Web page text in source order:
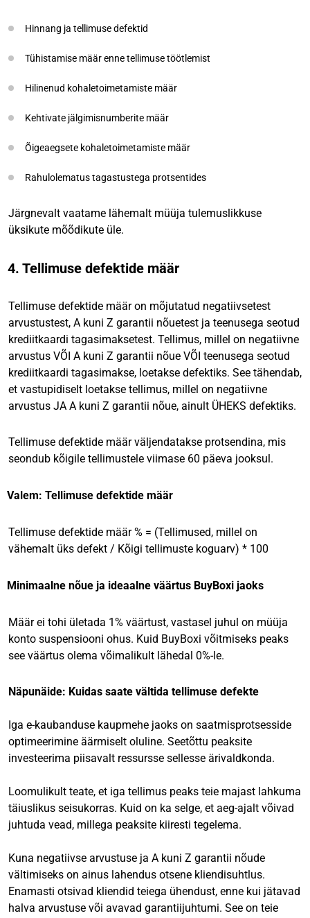
Hinnang ja tellimuse defektid
Tühistamise määr enne tellimuse töötlemist
Hilinenud kohaletoimetamiste määr
Kehtivate jälgimisnumberite määr
Õigeaegsete kohaletoimetamiste määr
Rahulolematus tagastustega protsentides
Järgnevalt vaatame lähemalt müüja tulemuslikkuse
üksikute mõõdikute üle.
4. Tellimuse defektide määr
Tellimuse defektide määr on mõjutatud negatiivsetest
arvustustest, A kuni Z garantii nõuetest ja teenusega seotud
krediitkaardi tagasimaksetest. Tellimus, millel on negatiivne
arvustus VÕI A kuni Z garantii nõue VÕI teenusega seotud
krediitkaardi tagasimakse, loetakse defektiks. See tähendab,
et vastupidiselt loetakse tellimus, millel on negatiivne
arvustus JA A kuni Z garantii nõue, ainult ÜHEKS defektiks.
Tellimuse defektide määr väljendatakse protsendina, mis
seondub kõigile tellimustele viimase 60 päeva jooksul.
Valem: Tellimuse defektide määr
Tellimuse defektide määr % = (Tellimused, millel on
vähemalt üks defekt / Kõigi tellimuste koguarv) * 100
Minimaalne nõue ja ideaalne väärtus BuyBoxi jaoks
Määr ei tohi ületada 1% väärtust, vastasel juhul on müüja
konto suspensiooni ohus. Kuid BuyBoxi võitmiseks peaks
see väärtus olema võimalikult lähedal 0%-le.
Näpunäide: Kuidas saate vältida tellimuse defekte
Iga e-kaubanduse kaupmehe jaoks on saatmisprotsesside
optimeerimine äärmiselt oluline. Seetõttu peaksite
investeerima piisavalt ressursse sellesse ärivaldkonda.
Loomulikult teate, et iga tellimus peaks teie majast lahkuma
täiuslikus seisukorras. Kuid on ka selge, et aeg-ajalt võivad
juhtuda vead, millega peaksite kiiresti tegelema.
Kuna negatiivse arvustuse ja A kuni Z garantii nõude
vältimiseks on ainus lahendus otsene kliendisuhtlus.
Enamasti otsivad kliendid teiega ühendust, enne kui jätavad
halva arvustuse või avavad garantiijuhtumi. See on teie